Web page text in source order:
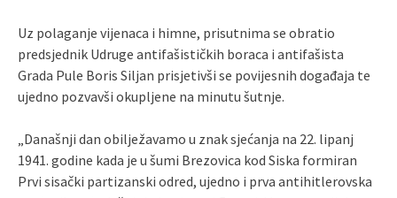
Uz polaganje vijenaca i himne, prisutnima se obratio
predsjednik Udruge antifašističkih boraca i antifašista
Grada Pule Boris Siljan prisjetivši se povijesnih događaja te
ujedno pozvavši okupljene na minutu šutnje.
„Današnji dan obilježavamo u znak sjećanja na 22. lipanj
1941. godine kada je u šumi Brezovica kod Siska formiran
Prvi sisački partizanski odred, ujedno i prva antihitlerovska